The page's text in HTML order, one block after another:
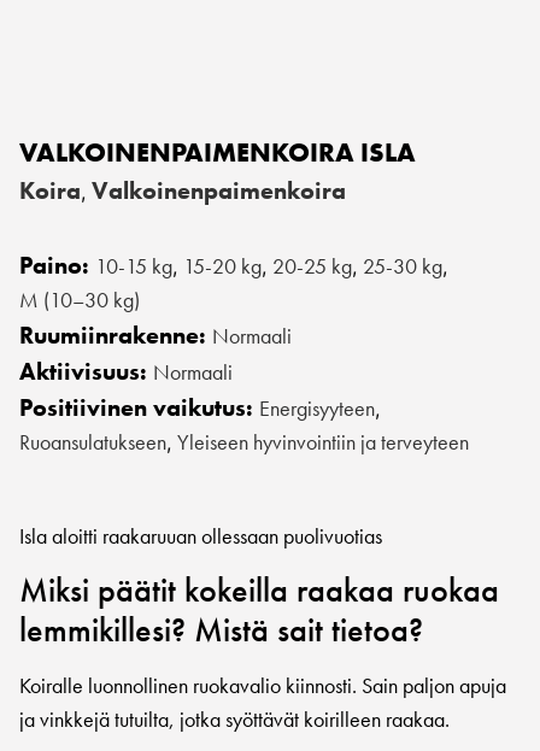
VALKOINENPAIMENKOIRA ISLA
Koira, Valkoinenpaimenkoira
Paino: 10-15 kg, 15-20 kg, 20-25 kg, 25-30 kg,
M (10–30 kg)
Ruumiinrakenne: Normaali
Aktiivisuus: Normaali
Positiivinen vaikutus: Energisyyteen,
Ruoansulatukseen, Yleiseen hyvinvointiin ja terveyteen
Isla aloitti raakaruuan ollessaan puolivuotias
Miksi päätit kokeilla raakaa ruokaa
lemmikillesi? Mistä sait tietoa?
Koiralle luonnollinen ruokavalio kiinnosti. Sain paljon apuja
ja vinkkejä tutuilta, jotka syöttävät koirilleen raakaa.